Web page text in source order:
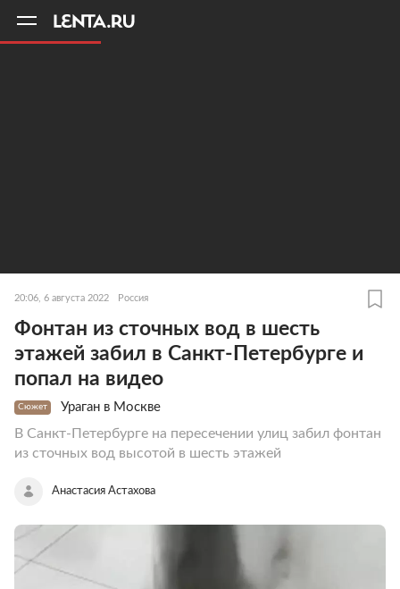
20:06, 6 августа 2022 Россия
Фонтан из сточных вод в шесть
этажей забил в Санкт-Петербурге и
попал на видео
Сюжет Ураган в Москве
В Санкт-Петербурге на пересечении улиц забил фонтан
из сточных вод высотой в шесть этажей
Анастасия Астахова